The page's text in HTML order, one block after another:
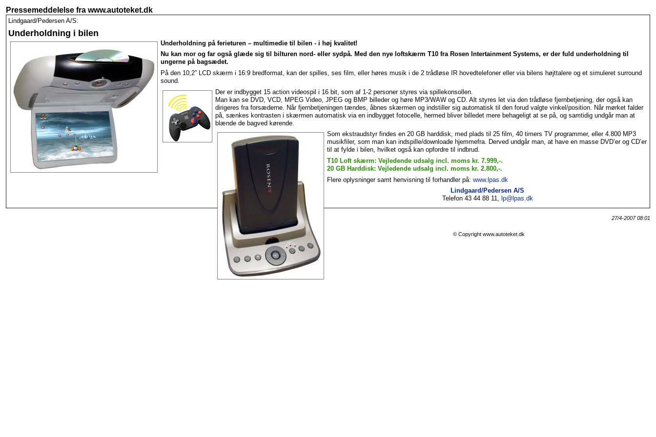
Pressemeddelelse fra www.autoteket.dk
Lindgaard/Pedersen A/S:
Underholdning i bilen
Un­der­hold­ning på fe­rie­turen – multi­medie til bilen - i høj kva­li­tet!
Nu kan mor og far også glæde sig til bilturen nord- eller sydpå. Med den nye loftskærm T10 fra Rosen Intertainment Systems, er der fuld underholdning til
ungerne på bagsædet.
På den 10,2” LCD skærm i 16:9 bred­for­mat, kan der spilles, ses film, eller høres musik i de 2 trådløse IR hovedtelefoner eller via bilens højtta­lere og et simuleret surround
sound.
Der er indbygget 15 action videospil i 16 bit, som af 1-2 personer styres via spillekonsollen.
Man kan se DVD, VCD, MPEG Video, JPEG og BMP billeder og høre MP3/WAW og CD. Alt styres let via den trådløse fjernbetjening, der også kan
dirigeres fra forsæ­derne. Når fjernbetjeningen tæn­des, åbnes skærmen og indstiller sig automatisk til den forud valgte vin­kel/posi­tion. Når mørket falder
på, sænkes kontrasten i skærmen automatisk via en indbyg­get fotocelle, hermed bliver billedet mere behageligt at se på, og samtidig und­går man at
blænde de bagved kørende.
Som ekstraudstyr findes en 20 GB harddisk, med plads til 25 film, 40 timers TV programmer, eller 4.800 MP3
musikfiler, som man kan ind­spille/downloade hjemmefra. Derved und­går man, at have en masse DVD’er og CD’er
til at fylde i bilen, hvilket også kan opfordre til ind­brud.
T10 Loft skærm: Vejledende udsalg incl. moms kr. 7.999,-.
20 GB Harddisk: Vejledende udsalg incl. moms kr. 2.800,-.
Flere oplysninger samt henvisning til forhandler på: www.lpas.dk
Lindgaard/Pedersen A/S
Telefon 43 44 88 11, lp@lpas.dk
27/4-2007 08:01
© Copyright www.autoteket.dk